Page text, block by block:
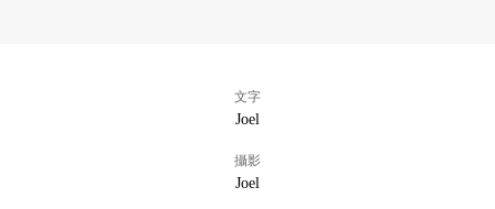
文字
Joel
攝影
Joel